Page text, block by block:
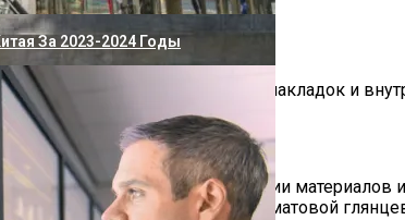
За 2023-2024 Годы
дома
каркаса, полимерных накладок и
и условий эксплуатации.
применяемых в изготовлении материалов и
фактура может быть матовой